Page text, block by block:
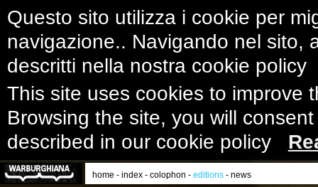
Questo sito utilizza i cookie per
navigazione.. Navigando nel sito,
descritti nella nostra cookie
This site uses cookies to improve
Browsing the site, you will
described in our cookie policy
home - index - colophon - editions - news